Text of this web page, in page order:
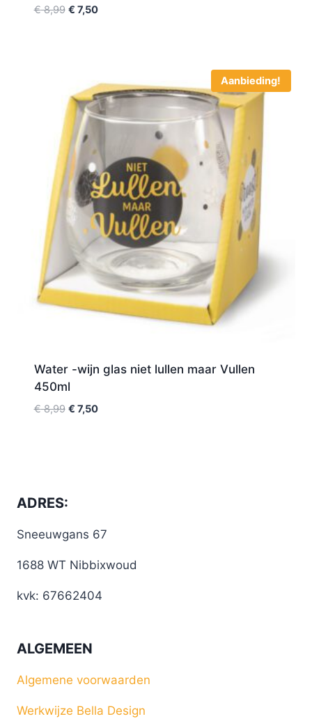
€8,99 € 7,50
Aanbieding!
Water -wijn glas niet lullen maar Vullen
450ml
€8,99 € 7,50
ADRES:
Sneeuwgans 67
1688 WT Nibbixwoud
kvk: 67662404
ALGEMEEN
Algemene voorwaarden
Werkwijze Bella Design